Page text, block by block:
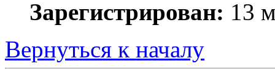
Зарегистрирован: 13
Вернуться к началу